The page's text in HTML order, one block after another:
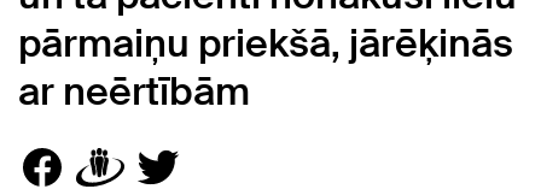
pārmaiņu priekšā, jārēķinās
ar neērtībām